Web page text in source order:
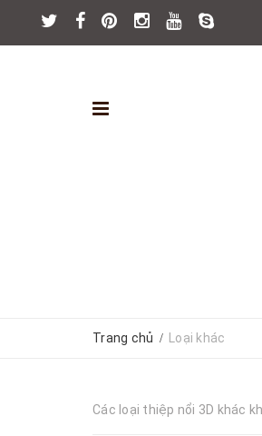
Trang chủ / Loại khác
Các loại thiệp nổi 3D khác